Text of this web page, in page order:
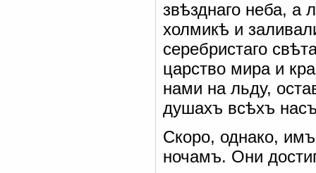
звѣзднаго неба, а
холмикѣ и
серебристаго
царство мира и
нами на льду,
душахъ всѣхъ
Скоро, однако,
ночамъ. Они